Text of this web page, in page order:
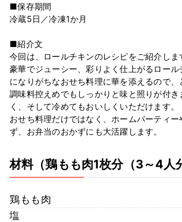
■保存期間
冷蔵5日／冷凍1か月
■紹介文
今回は、ロールチキンのレシピをご紹介しま
豪華でジューシー、彩りよく仕上がるロール
になりがちなおせち料理に華を添えるので、
調味料控えめでもしっかりと味と照りが付き
く、そして冷めてもおいしくいただけます。
おせち料理だけではなく、ホームパーティ
ず、お弁当のおかずにも大活躍します。
材料（鶏もも肉1枚分（3～4人
鶏もも肉
塩